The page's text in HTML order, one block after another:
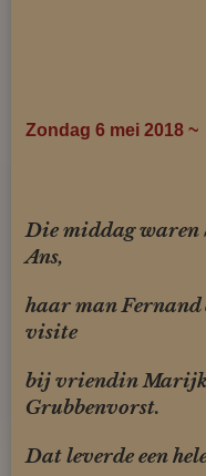
Zondag 6 mei 2018 ~
Die middag waren
Ans,
haar man Fernand
visite
bij vriendin
Grubbenvorst.
Dat leverde een